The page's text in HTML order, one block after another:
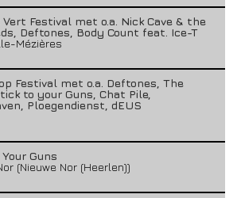
Festival met o.a. Nick Cave & the
Deftones, Body Count feat. Ice-T
Mézières
Festival met o.a. Deftones, The
to your Guns, Chat Pile,
Ploegendienst, dEUS
Guns
(Nieuwe Nor (Heerlen))